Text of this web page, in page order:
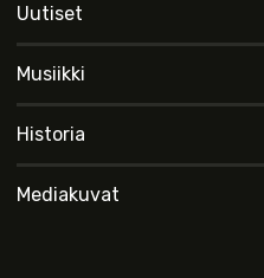
Uutiset
Musiikki
Historia
Mediakuvat